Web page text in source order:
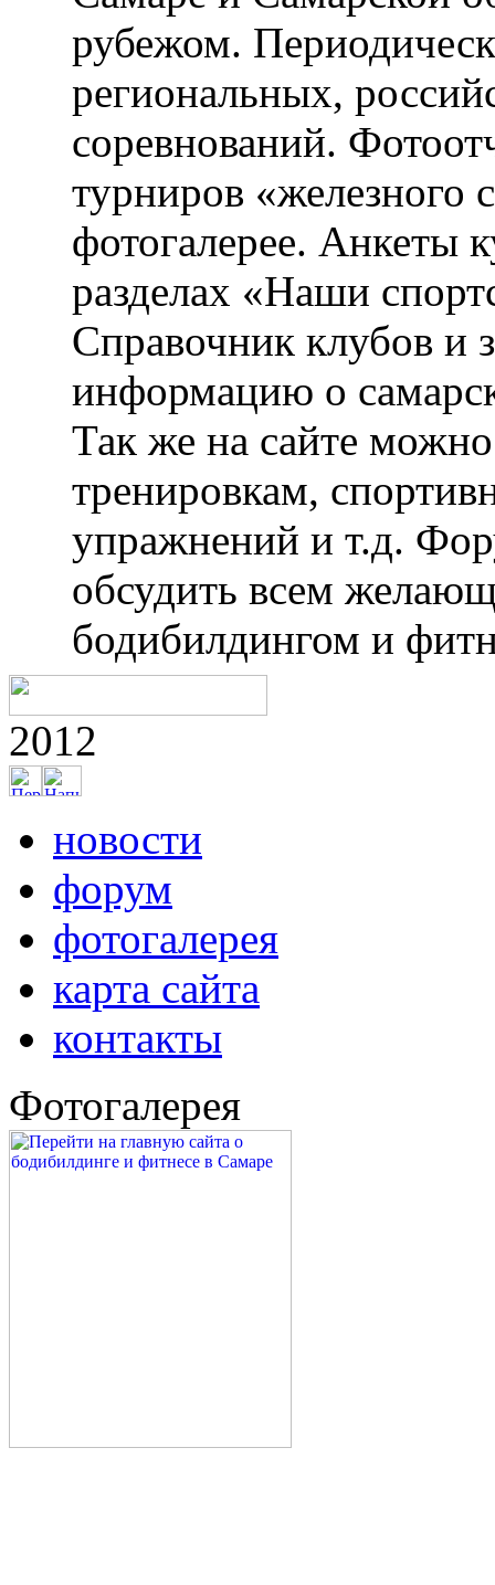
рубежом.
региональных,
соревнований.
турниров «железного
фотогалерее. Анкеты
разделах «Наши
Справочник клубов и
информацию о
Так же на сайте
тренировкам,
упражнений и т.д.
обсудить всем
бодибилдингом и
2012
новости
форум
фотогалерея
карта сайта
контакты
Фотогалерея